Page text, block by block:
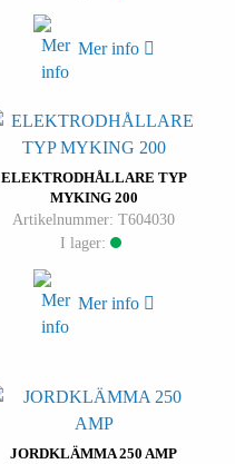
Mer info
ELEKTRODHÅLLARE TYP
MYKING 200
Artikelnummer: T604030
I lager:
Mer info
JORDKLÄMMA 250 AMP